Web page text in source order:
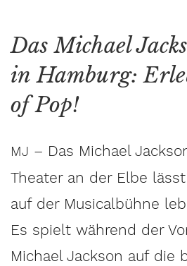
Das Michael
in Hamburg:
of Pop!
MJ – Das Michael
Theater an der Elbe
auf der Musicalbühne
Es spielt während der
Michael Jackson auf die